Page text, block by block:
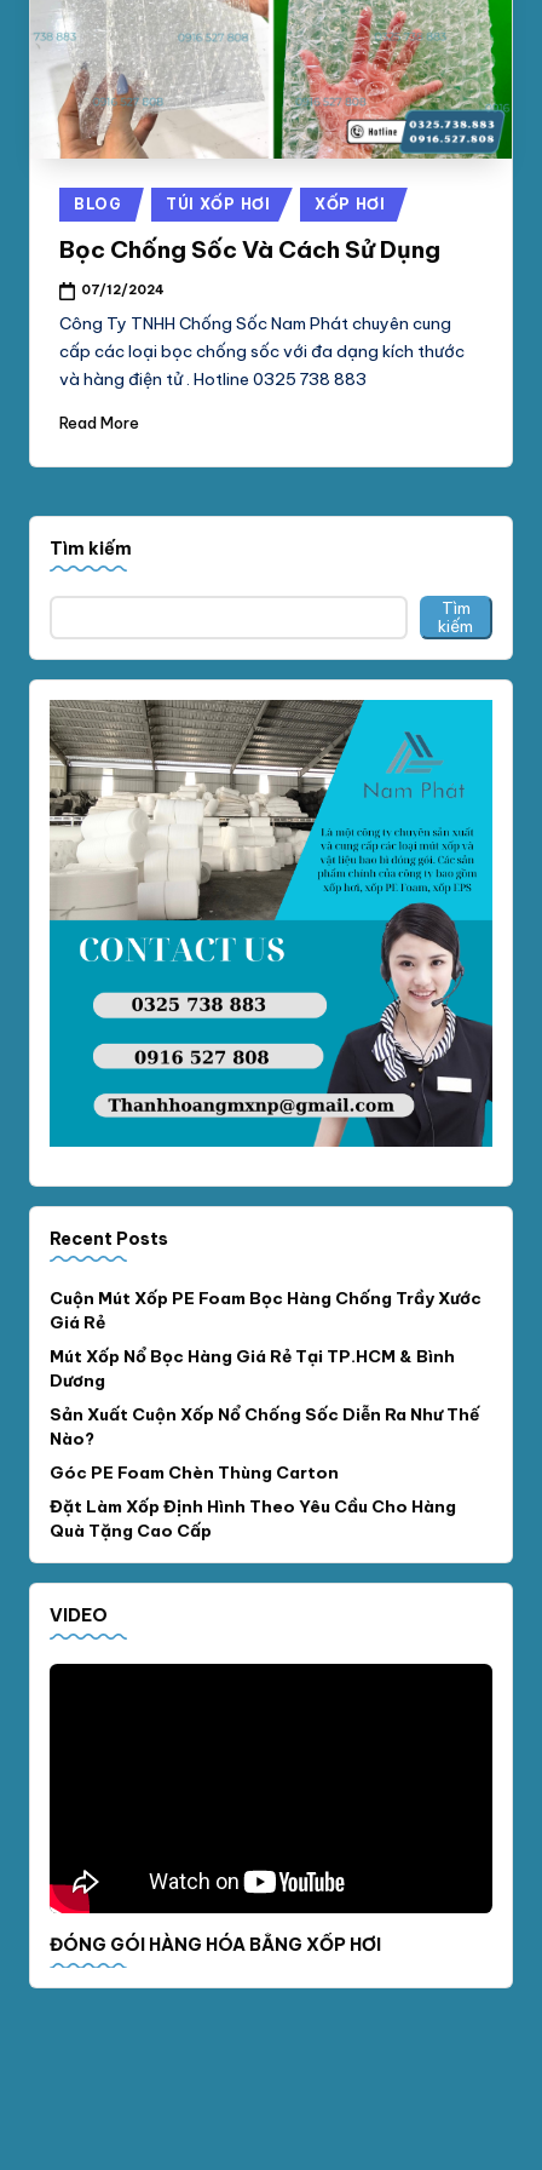
Gphối
mút
xốp
foam,
xốp
chống
TpHCM,
Bình
Dương
Posted
in
BLOG TÚI XỐP HƠI XỐP HƠI
Bọc Chống Sốc Và Cách Sử Dụng
07/12/2024
Công Ty TNHH Chống Sốc Nam Phát chuyên cung
cấp các loại bọc chống sốc với đa dạng kích thước
và hàng điện tử . Hotline 0325 738 883
Read More
Tìm kiếm
Tìm
kiếm
Recent Posts
Cuộn Mút Xốp PE Foam Bọc Hàng Chống Trầy Xước
Giá Rẻ
Mút Xốp Nổ Bọc Hàng Giá Rẻ Tại TP.HCM & Bình
Dương
Sản Xuất Cuộn Xốp Nổ Chống Sốc Diễn Ra Như Thế
Nào?
Góc PE Foam Chèn Thùng Carton
Đặt Làm Xốp Định Hình Theo Yêu Cầu Cho Hàng
Quà Tặng Cao Cấp
VIDEO
ĐÓNG GÓI HÀNG HÓA BẰNG XỐP HƠI